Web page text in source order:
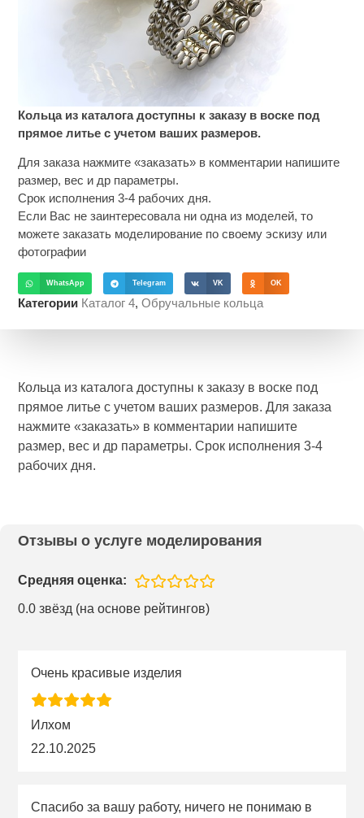
Кольца из каталога доступны к заказу в воске под
прямое литье с учетом ваших размеров.
Для заказа нажмите «заказать» в комментарии напишите
размер, вес и др параметры.
Срок исполнения 3-4 рабочих дня.
Если Вас не заинтересовала ни одна из моделей, то
можете заказать моделирование по своему эскизу или
фотографии
WhatsApp Telegram VK OK
Категории Каталог 4,Обручальные кольца
Кольца из каталога доступны к заказу в воске под
прямое литье с учетом ваших размеров. Для заказа
нажмите «заказать» в комментарии напишите
размер, вес и др параметры. Срок исполнения 3-4
рабочих дня.
Отзывы о услуге моделирования
Средняя оценка:
0.0 звёзд (на основе рейтингов)
Очень красивые изделия
Илхом
22.10.2025
Спасибо за вашу работу, ничего не понимаю в